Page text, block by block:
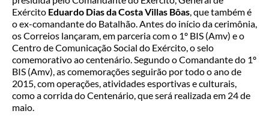
Exército Eduardo Dias da CostaVillas Bôas, que também é
o ex-comandante do Batalhão. Antes do início da cerimônia,
os Correios lançaram, em parceria com o 1º BIS (Amv) e o
Centro de Comunicação Social do Exército, o selo
comemorativo ao centenário. Segundo o Comandante do 1º
BIS (Amv), as comemorações seguirão por todo o ano de
2015, com operações, atividades esportivas e culturais,
como a corrida do Centenário, que será realizada em 24 de
maio.